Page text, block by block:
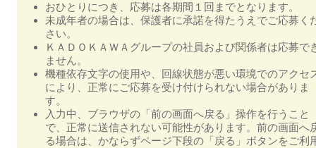
おひとりにつき、応募は各期間１回までとなります。
未成年者の場合は、保護者に承諾を得たうえでご応募く
さい。
ＫＡＤＯＫＡＷＡグループの社員および関係者は応募で
ません。
機種依存文字の使用や、回線状態が悪い環境でのアクセ
により、正常にご応募を受け付けられない場合がありま
す。
入力中、ブラウザの「前の画面へ戻る」操作を行うこと
で、正常に送信されない可能性があります。前の画面へ
る場合は、かならずページ下段の「戻る」ボタンをご利